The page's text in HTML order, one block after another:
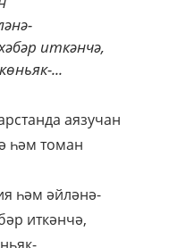
иткәнчә,
җил фаразлана.
баганасы
белән -24
һава
көтелә.